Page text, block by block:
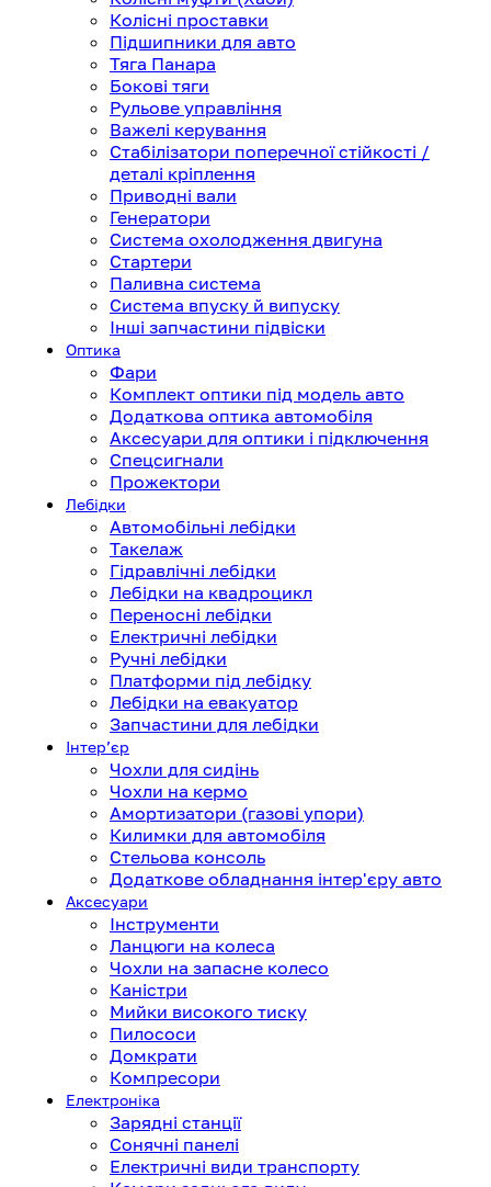
Колісні проставки
Підшипники для авто
Тяга Панара
Бокові тяги
Рульове управління
Важелі керування
Стабілізатори поперечної стійкості /
деталі кріплення
Приводні вали
Генератори
Система охолодження двигуна
Стартери
Паливна система
Система впуску й випуску
Інші запчастини підвіски
Оптика
Фари
Комплект оптики під модель авто
Додаткова оптика автомобіля
Аксесуари для оптики і підключення
Спецсигнали
Прожектори
Лебідки
Автомобільні лебідки
Такелаж
Гідравлічні лебідки
Лебідки на квадроцикл
Переносні лебідки
Електричні лебідки
Ручні лебідки
Платформи під лебідку
Лебідки на евакуатор
Запчастини для лебідки
Інтерʼєр
Чохли для сидінь
Чохли на кермо
Амортизатори (газові упори)
Килимки для автомобіля
Стельова консоль
Додаткове обладнання інтер'єру авто
Аксесуари
Інструменти
Ланцюги на колеса
Чохли на запасне колесо
Каністри
Мийки високого тиску
Пилососи
Домкрати
Компресори
Електроніка
Зарядні станції
Сонячні панелі
Електричні види транспорту